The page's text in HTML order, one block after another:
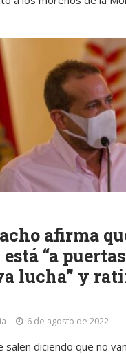
afirma
“a
lucha” y
6 de agosto de 2022
salen diciendo que no